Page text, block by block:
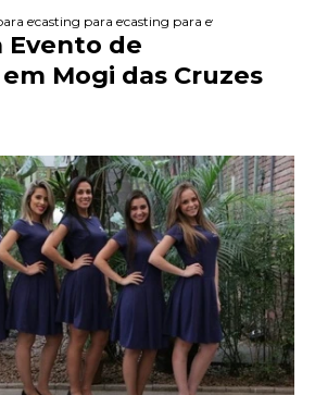
eventos
casting para eventos corporativos
casting para evento de
Evento de
Mogi das Cruzes